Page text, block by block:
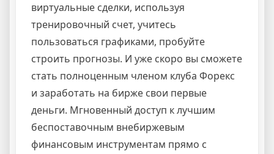
виртуальные сделки, используя
тренировочный счет, учитесь
пользоваться графиками, пробуйте
строить прогнозы. И уже скоро вы сможете
стать полноценным членом клуба Форекс
и заработать на бирже свои первые
деньги. Мгновенный доступ к лучшим
беспоставочным внебиржевым
финансовым инструментам прямо с